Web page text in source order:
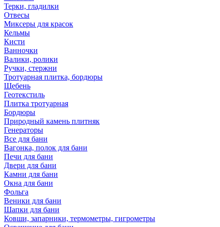
Терки, гладилки
Отвесы
Миксеры для красок
Кельмы
Кисти
Ванночки
Валики, ролики
Ручки, стержни
Тротуарная плитка, бордюры
Щебень
Геотекстиль
Плитка тротуарная
Бордюры
Природный камень плитняк
Генераторы
Все для бани
Вагонка, полок для бани
Печи для бани
Двери для бани
Камни для бани
Окна для бани
Фольга
Веники для бани
Шапки для бани
Ковши, запарники, термометры, гигрометры